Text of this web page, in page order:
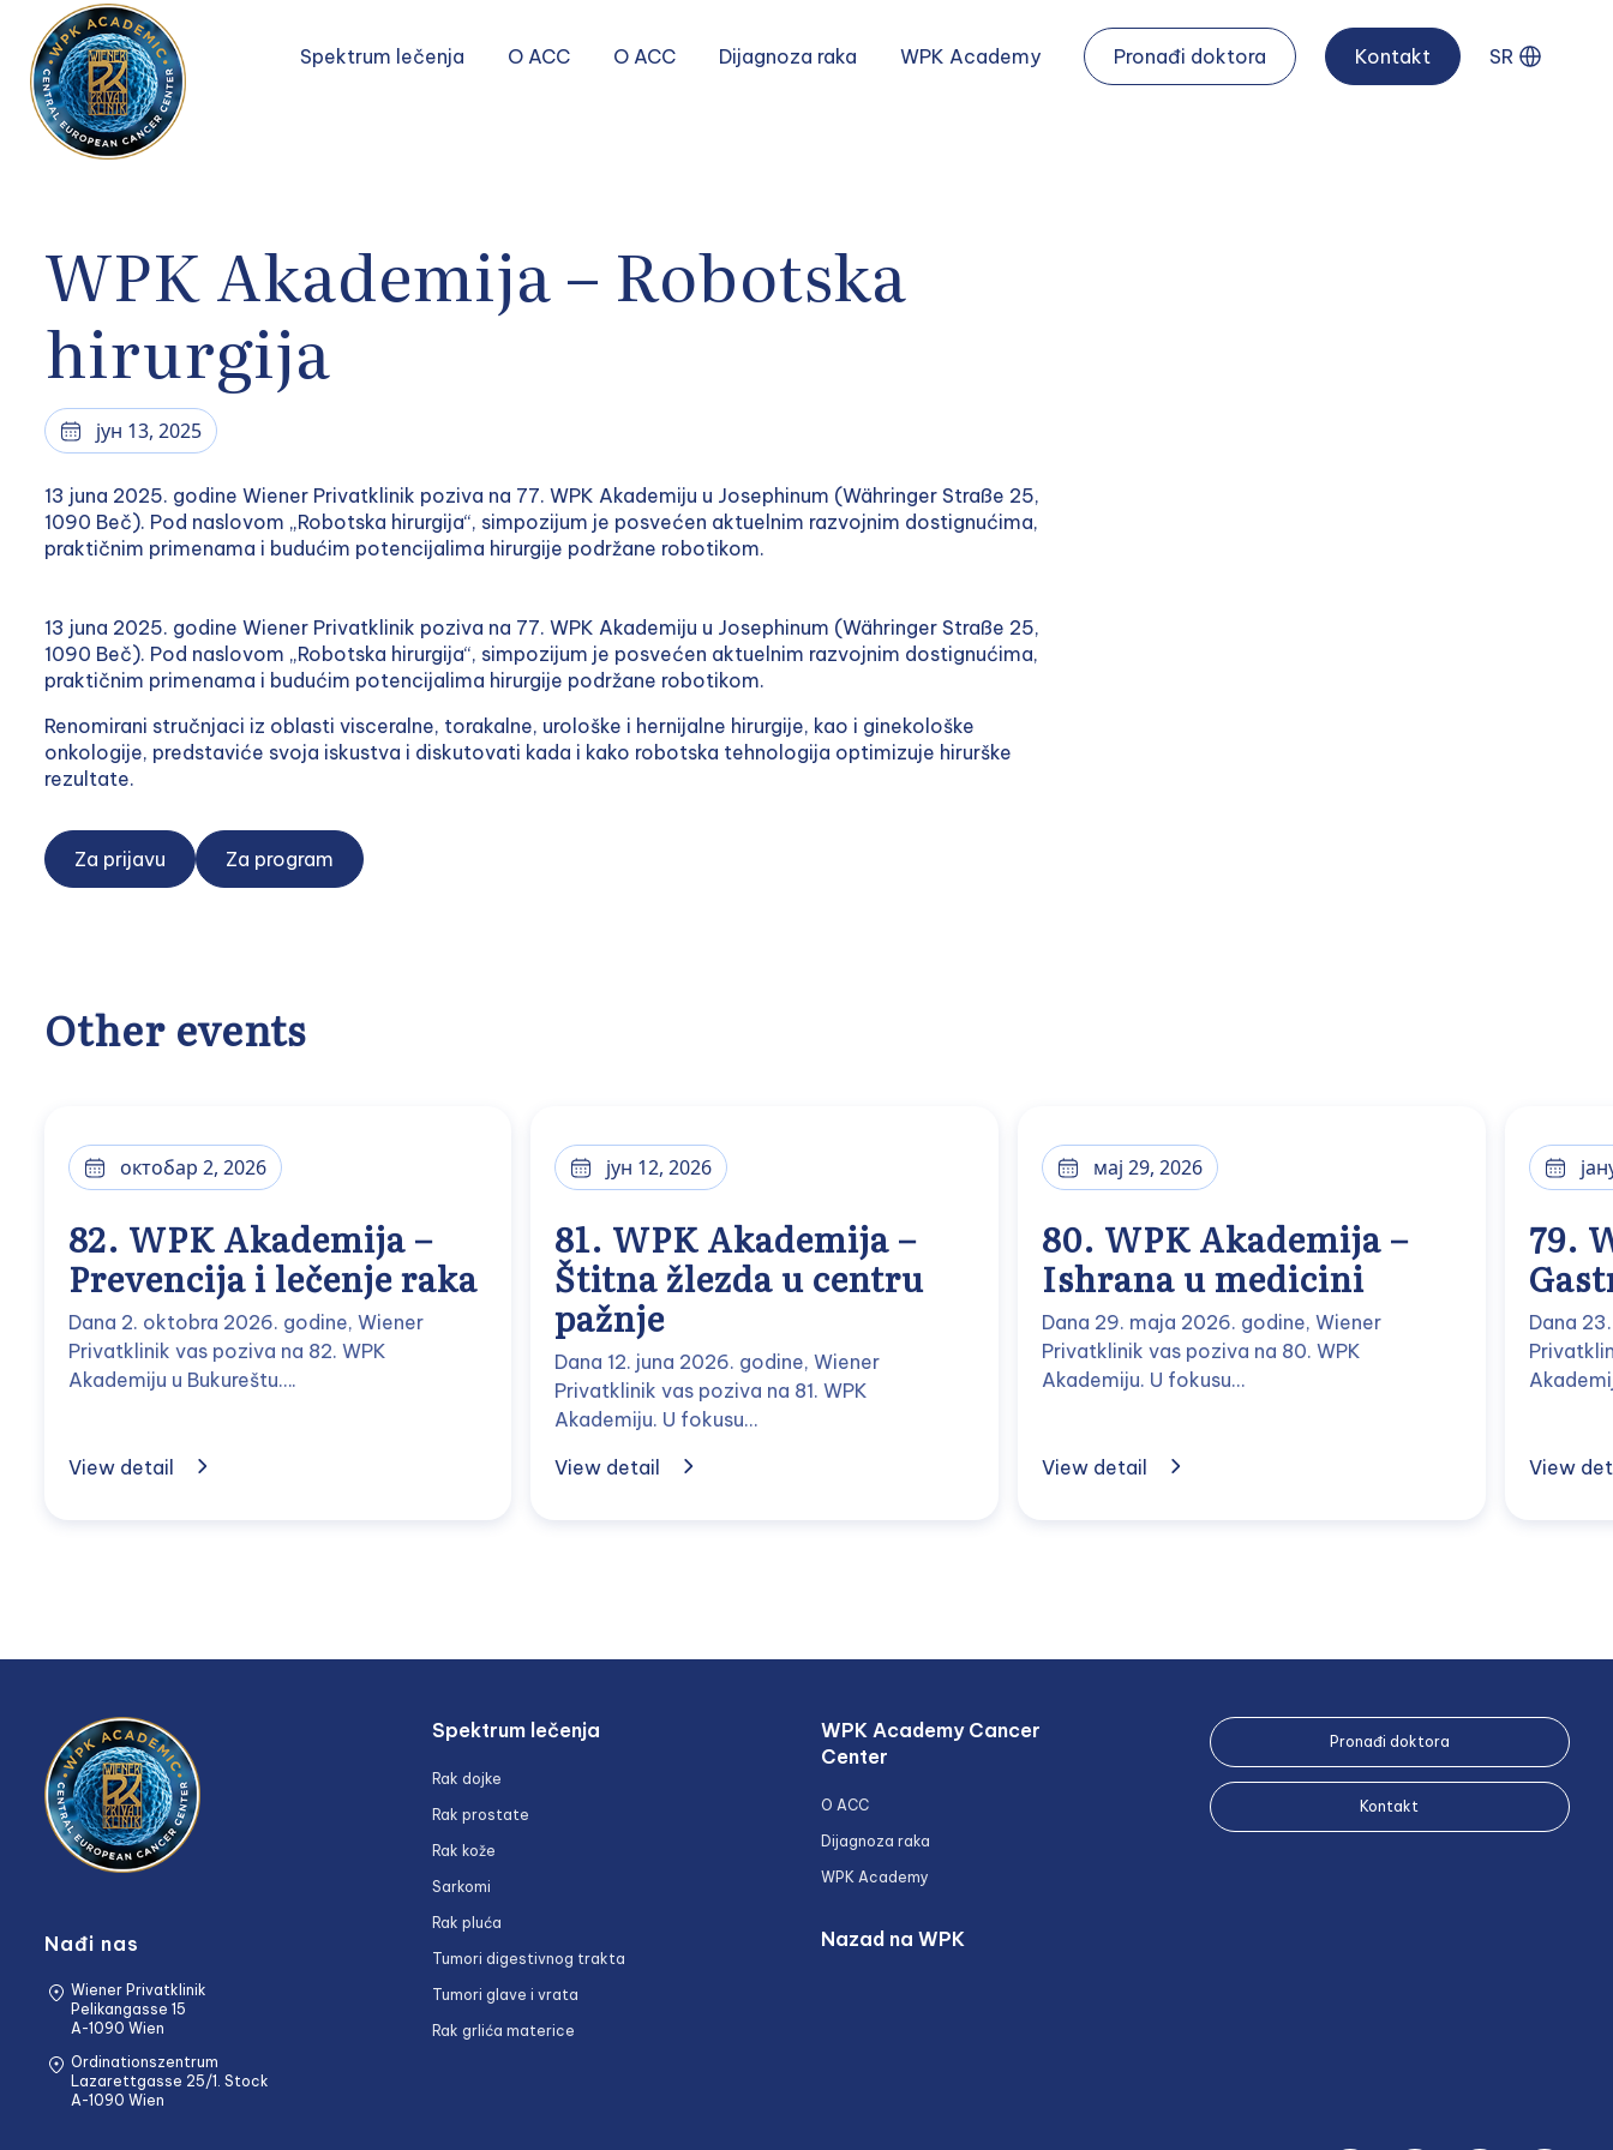
Spektrum lečenja O ACC O ACC Dijagnoza raka WPK Academy Pronađi doktora Kontakt SR
WPK Akademija – Robotska
hirurgija
јун 13, 2025
13 juna 2025. godine Wiener Privatklinik poziva na 77. WPK Akademiju u Josephinum (Währinger Straße 25,
1090 Beč). Pod naslovom „Robotska hirurgija“, simpozijum je posvećen aktuelnim razvojnim dostignućima,
praktičnim primenama i budućim potencijalima hirurgije podržane robotikom.
13 juna 2025. godine Wiener Privatklinik poziva na 77. WPK Akademiju u Josephinum (Währinger Straße 25,
1090 Beč). Pod naslovom „Robotska hirurgija“, simpozijum je posvećen aktuelnim razvojnim dostignućima,
praktičnim primenama i budućim potencijalima hirurgije podržane robotikom.
Renomirani stručnjaci iz oblasti visceralne, torakalne, urološke i hernijalne hirurgije, kao i ginekološke
onkologije, predstaviće svoja iskustva i diskutovati kada i kako robotska tehnologija optimizuje hirurške
rezultate.
Za prijavu Za program
Other events
октобар 2, 2026
82. WPK Akademija –
Prevencija i lečenje raka
Dana 2. oktobra 2026. godine, Wiener
Privatklinik vas poziva na 82. WPK
Akademiju u Bukureštu….
View detail
јун 12, 2026
81. WPK Akademija –
Štitna žlezda u centru
pažnje
Dana 12. juna 2026. godine, Wiener
Privatklinik vas poziva na 81. WPK
Akademiju. U fokusu…
View detail
мај 29, 2026
80. WPK Akademija –
Ishrana u medicini
Dana 29. maja 2026. godine, Wiener
Privatklinik vas poziva na 80. WPK
Akademiju. U fokusu…
View detail
79.
Dana
View
Nađi nas
Wiener Privatklinik
Pelikangasse 15
A-1090 Wien
Ordinationszentrum
Lazarettgasse 25/1. Stock
A-1090 Wien
Spektrum lečenja
Rak dojke
Rak prostate
Rak kože
Sarkomi
Rak pluća
Tumori digestivnog trakta
Tumori glave i vrata
Rak grlića materice
WPK Academy Cancer
Center
O ACC
Dijagnoza raka
WPK Academy
Nazad na WPK
Pronađi doktora
Kontakt